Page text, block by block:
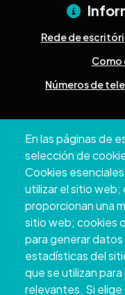
En las páginas de
selección de
Cookies
utilizar el sitio
proporcionan una
sitio web; cookies
para generar
estadísticas del
que se utilizan
relevantes. Si elige
Rede de
Como
Números de
+34